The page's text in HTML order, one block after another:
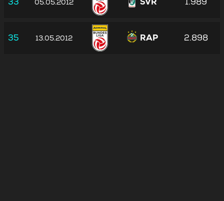
05.05.2012
35 13.05.2012 RAP 2.898